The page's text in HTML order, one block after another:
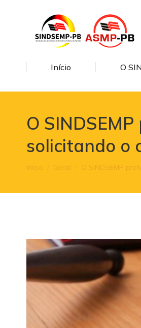
Início O
O
solicitando o
Você está aqui:
Início Geral O SINDSEMP